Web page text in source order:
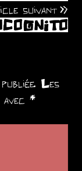
suivant
Les
*